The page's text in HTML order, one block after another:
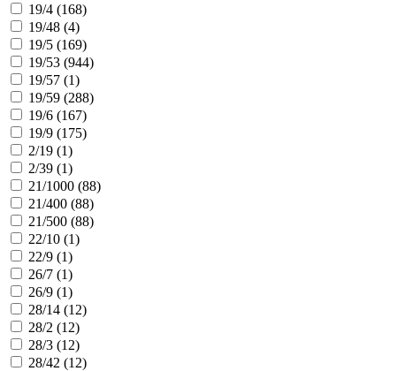
19/4 (168)
19/48 (4)
19/5 (169)
19/53 (944)
19/57 (1)
19/59 (288)
19/6 (167)
19/9 (175)
2/19 (1)
2/39 (1)
21/1000 (88)
21/400 (88)
21/500 (88)
22/10 (1)
22/9 (1)
26/7 (1)
26/9 (1)
28/14 (12)
28/2 (12)
28/3 (12)
28/42 (12)